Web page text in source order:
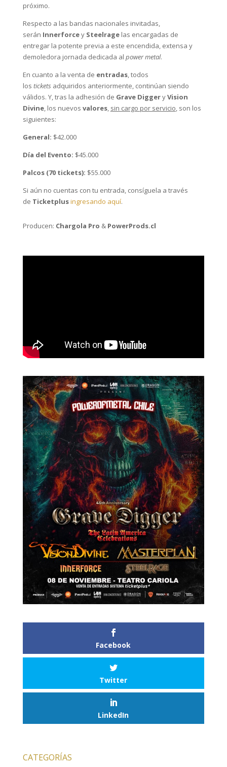
próximo.
Respecto a las bandas nacionales invitadas,
serán Innerforcey Steelrage las encargadas de
entregar la potente previa a este encendida, extensa y
demoledora jornada dedicada al power metal.
En cuanto a la venta de entradas, todos
los tickets adquiridos anteriormente, continúan siendo
válidos. Y, tras la adhesión de Grave DiggeryVision
Divine, los nuevos valores, sin cargo por servicio, son los
siguientes:
General: $42.000
Día del Evento: $45.000
Palcos (70 tickets): $55.000
Si aún no cuentas con tu entrada, consíguela a través
de Ticketplusingresando aquí.
Producen: Chargola Pro & PowerProds.cl
Facebook
Twitter
LinkedIn
CATEGORÍAS